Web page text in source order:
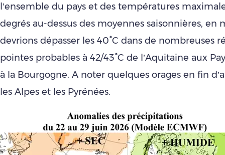
l’ensemble du pays et des températures
degrés au-dessus des moyennes saisonnières, en
devrions dépasser les 40°C dans de nombreuses
pointes probables à 42/43°C de l’Aquitaine aux
à la Bourgogne. A noter quelques orages en fin
les Alpes et les Pyrénées.